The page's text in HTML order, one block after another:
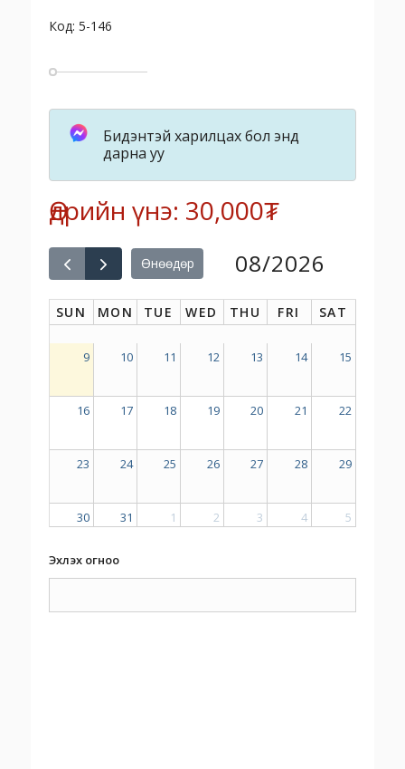
Код: 5-146
Бидэнтэй харилцах бол энд
дарна уу
Өдрийн үнэ: 30,000₮
Өнөөдөр 08/2026
SUN MON TUE WED THU FRI SAT
9 10 11 12 13 14 15
16 17 18 19 20 21 22
23 24 25 26 27 28 29
30 31 1 2 3 4 5
Эхлэх огноо